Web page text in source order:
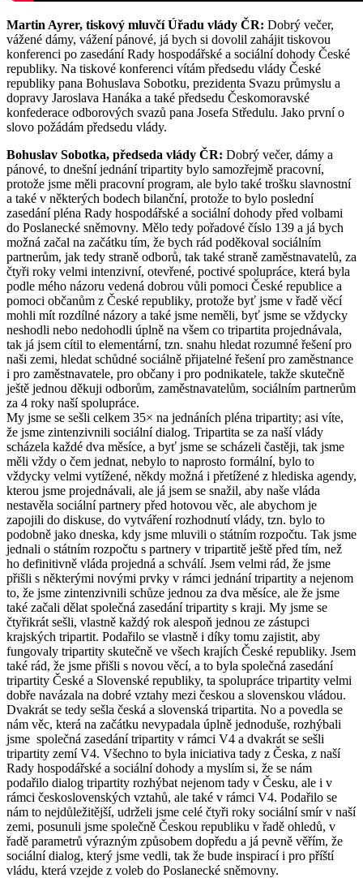
Martin Ayrer, tiskový mluvčí Úřadu vlády ČR: Dobrý večer,
vážené dámy, vážení pánové, já bych si dovolil zahájit tiskovou
konferenci po zasedání Rady hospodářské a sociální dohody České
republiky. Na tiskové konferenci vítám předsedu vlády České
republiky pana Bohuslava Sobotku, prezidenta Svazu průmyslu a
dopravy Jaroslava Hanáka a také předsedu Českomoravské
konfederace odborových svazů pana Josefa Středulu. Jako první o
slovo požádám předsedu vlády.
Bohuslav Sobotka, předseda vlády ČR: Dobrý večer, dámy a
pánové, to dnešní jednání tripartity bylo samozřejmě pracovní,
protože jsme měli pracovní program, ale bylo také trošku slavnostní
a také v některých bodech bilanční, protože to bylo poslední
zasedání pléna Rady hospodářské a sociální dohody před volbami
do Poslanecké sněmovny. Mělo tedy pořadové číslo 139 a já bych
možná začal na začátku tím, že bych rád poděkoval sociálním
partnerům, jak tedy straně odborů, tak také straně zaměstnavatelů, za
čtyři roky velmi intenzivní, otevřené, poctivé spolupráce, která byla
podle mého názoru vedená dobrou vůli pomoci České republice a
pomoci občanům z České republiky, protože byť jsme v řadě věcí
mohli mít rozdílné názory a také jsme neměli, byť jsme se vždycky
neshodli nebo nedohodli úplně na všem co tripartita projednávala,
tak já jsem cítil to elementární, tzn. snahu hledat rozumné řešení pro
naši zemi, hledat schůdné sociálně přijatelné řešení pro zaměstnance
i pro zaměstnavatele, pro občany i pro podnikatele, takže skutečně
ještě jednou děkuji odborům, zaměstnavatelům, sociálním partnerům
za 4 roky naší spolupráce.
My jsme se sešli celkem 35× na jednáních pléna tripartity; asi víte,
že jsme zintenzivnili sociální dialog. Tripartita se za naší vlády
scházela každé dva měsíce, a byť jsme se scházeli častěji, tak jsme
měli vždy o čem jednat, nebylo to naprosto formální, bylo to
vždycky velmi vytížené, někdy možná i přetížené z hlediska agendy,
kterou jsme projednávali, ale já jsem se snažil, aby naše vláda
nestavěla sociální partnery před hotovou věc, ale abychom je
zapojili do diskuse, do vytváření rozhodnutí vlády, tzn. bylo to
podobně jako dneska, kdy jsme mluvili o státním rozpočtu. Tak jsme
jednali o státním rozpočtu s partnery v tripartitě ještě před tím, než
ho definitivně vláda projedná a schválí. Jsem velmi rád, že jsme
přišli s některými novými prvky v rámci jednání tripartity a nejenom
to, že jsme zintenzivnili schůze jednou za dva měsíce, ale že jsme
také začali dělat společná zasedání tripartity s kraji. My jsme se
čtyřikrát sešli, vlastně každý rok alespoň jednou ze zástupci
krajských tripartit. Podařilo se vlastně i díky tomu zajistit, aby
fungovaly tripartity skutečně ve všech krajích České republiky. Jsem
také rád, že jsme přišli s novou věcí, a to byla společná zasedání
tripartity České a Slovenské republiky, ta spolupráce tripartity velmi
dobře navázala na dobré vztahy mezi českou a slovenskou vládou.
Dvakrát se tedy sešla česká a slovenská tripartita. No a povedla se
nám věc, která na začátku nevypadala úplně jednoduše, rozhýbali
jsme společná zasedání tripartity v rámci V4 a dvakrát se sešli
tripartity zemí V4. Všechno to byla iniciativa tady z Česka, z naší
Rady hospodářské a sociální dohody a myslím si, že se nám
podařilo dialog tripartity rozhýbat nejenom tady v Česku, ale i v
rámci československých vztahů, ale také v rámci V4. Podařilo se
nám to nejdůležitější, udrželi jsme celé čtyři roky sociální smír v naší
zemi, posunuli jsme společně Českou republiku v řadě ohledů, v
řadě parametrů výrazným způsobem dopředu a já pevně věřím, že
sociální dialog, který jsme vedli, tak že bude inspirací i pro příští
vládu, která vzejde z voleb do Poslanecké sněmovny.